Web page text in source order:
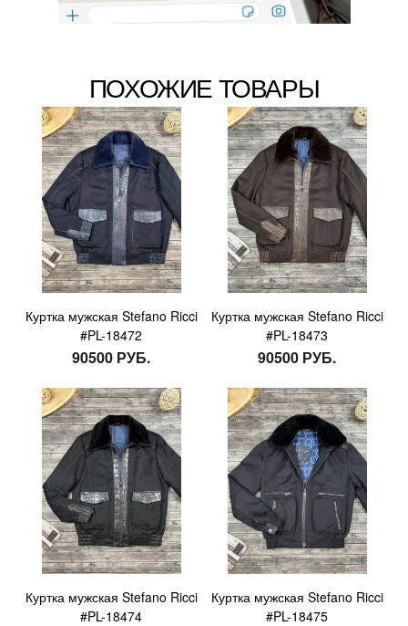
ПОХОЖИЕ ТОВАРЫ
Куртка мужская Stefano Ricci
#PL-18472
90500 РУБ.
Куртка мужская Stefano Ricci
#PL-18473
90500 РУБ.
Куртка мужская Stefano Ricci
#PL-18474
Куртка мужская Stefano Ricci
#PL-18475